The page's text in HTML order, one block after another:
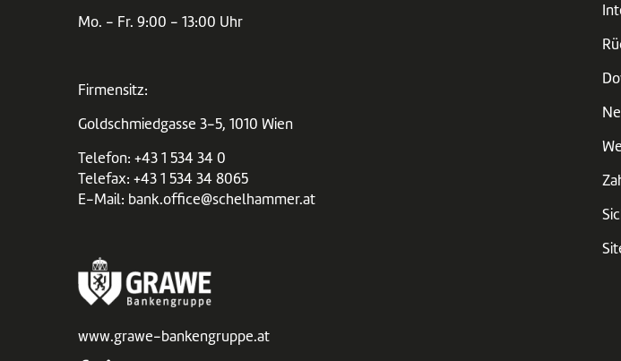
Mo. - Fr. 9:00 - 13:00 Uhr
Firmensitz:
Goldschmiedgasse 3-5, 1010 Wien
Telefon: +43 1 534 34 0
Telefax: +43 1 534 34 8065
E-Mail: bank.office@schelhammer.at
www.grawe-bankengruppe.at